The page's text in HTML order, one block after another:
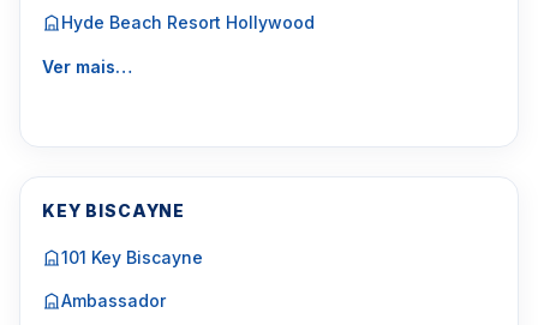
Hyde Beach Resort Hollywood
Ver mais…
KEY BISCAYNE
101 Key Biscayne
Ambassador